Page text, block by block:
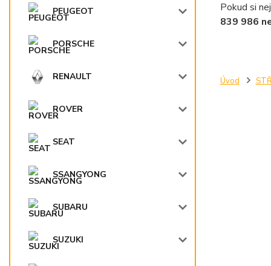
PEUGEOT
PORSCHE
RENAULT
ROVER
SEAT
SSANGYONG
SUBARU
SUZUKI
Úvod
Pokud si
839 986